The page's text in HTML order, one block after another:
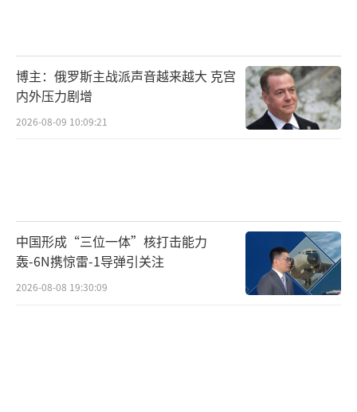
博主：俄罗斯主战派声音越来越大 克宫
内外压力剧增
2026-08-09 10:09:21
中国形成“三位一体”核打击能力
轰-6N携惊雷-1导弹引关注
2026-08-08 19:30:09